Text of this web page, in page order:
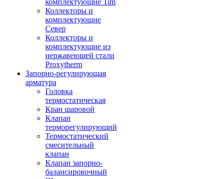
комплектующие Tim
Коллекторы и
комплектующие
Север
Коллекторы и
комплектующие из
нержавеющей стали
Proxytherm
Запорно-регулирующая
арматура
Головка
термостатическая
Кран шаровой
Клапан
терморегулирующий
Термостатический
смесительный
клапан
Клапан запорно-
балансировочный